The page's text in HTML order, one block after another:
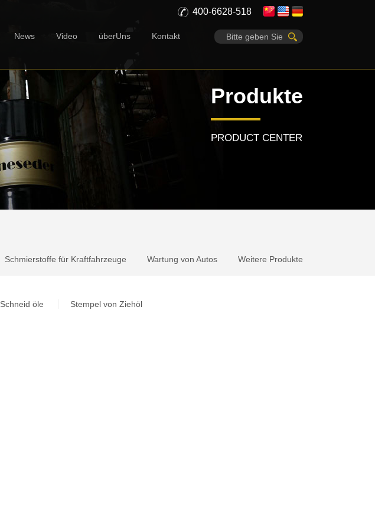
400-6628-518
News Video überUns Kontakt
Produkte
PRODUCT CENTER
Schmierstoffe für Kraftfahrzeuge Wartung von Autos Weitere Produkte
öle Stempel von Ziehöl